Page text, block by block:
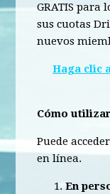
GRATIS para
sus cuotas
nuevos
Haga clic
Cómo
Puede
en línea.
En